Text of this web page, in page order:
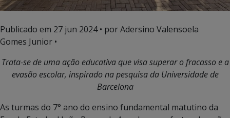
Publicado em 27 jun 2024• por Adersino Valensoela
Gomes Junior •
Trata-se de uma ação educativa que visa superar o fracasso e a
evasão escolar, inspirado na pesquisa da Universidade de
Barcelona
As turmas do 7° ano do ensino fundamental matutino da